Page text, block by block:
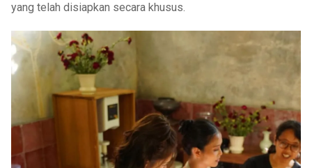
yang telah disiapkan secara khusus.